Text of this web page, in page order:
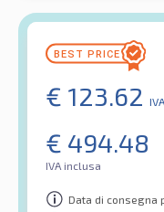
€ 123.62
€ 494.48
IVA inclusa
Data di consegna